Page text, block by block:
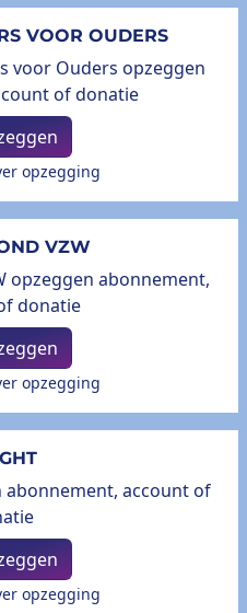
VOOR OUDERS
opzegging
VZW
opzegging
opzegging